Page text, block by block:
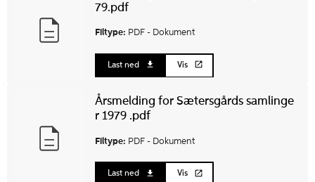
79.pdf
Filtype: PDF - Dokument
Last ned Vis
Årsmelding for Sætersgårds samlinge
r 1979 .pdf
Filtype: PDF - Dokument
Last ned Vis